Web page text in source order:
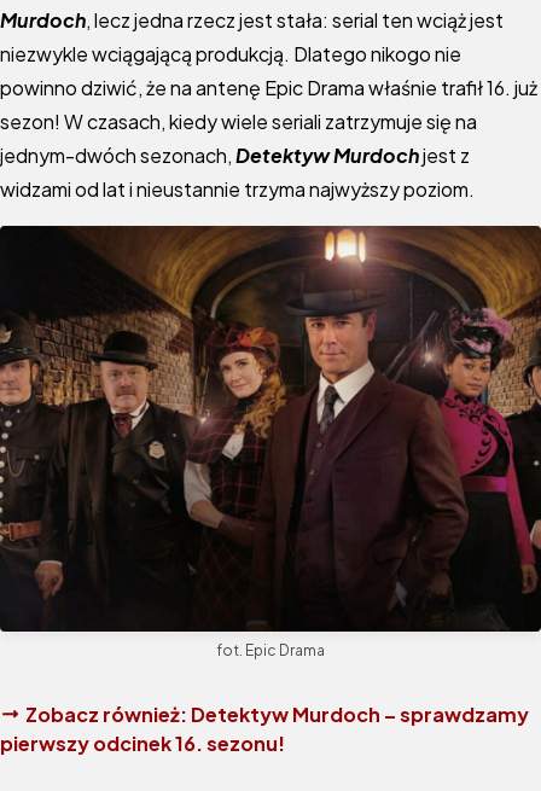
Murdoch, lecz jedna rzecz jest stała: serial ten wciąż jest
niezwykle wciągającą produkcją. Dlatego nikogo nie
powinno dziwić, że na antenę Epic Drama właśnie trafił 16. już
sezon! W czasach, kiedy wiele seriali zatrzymuje się na
jednym-dwóch sezonach,Detektyw Murdochjest z
widzami od lat i nieustannie trzyma najwyższy poziom.
fot. Epic Drama
Zobacz również: Detektyw Murdoch – sprawdzamy
pierwszy odcinek 16. sezonu!